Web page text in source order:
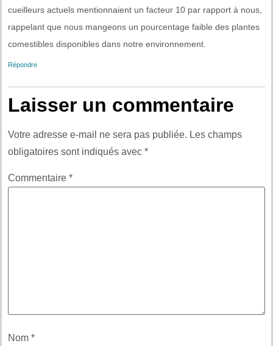
cueilleurs actuels mentionnaient un facteur 10 par rapport à nous,
rappelant que nous mangeons un pourcentage faible des plantes
comestibles disponibles dans notre environnement.
Répondre
Laisser un commentaire
Votre adresse e-mail ne sera pas publiée. Les champs
obligatoires sont indiqués avec *
Commentaire *
Nom *